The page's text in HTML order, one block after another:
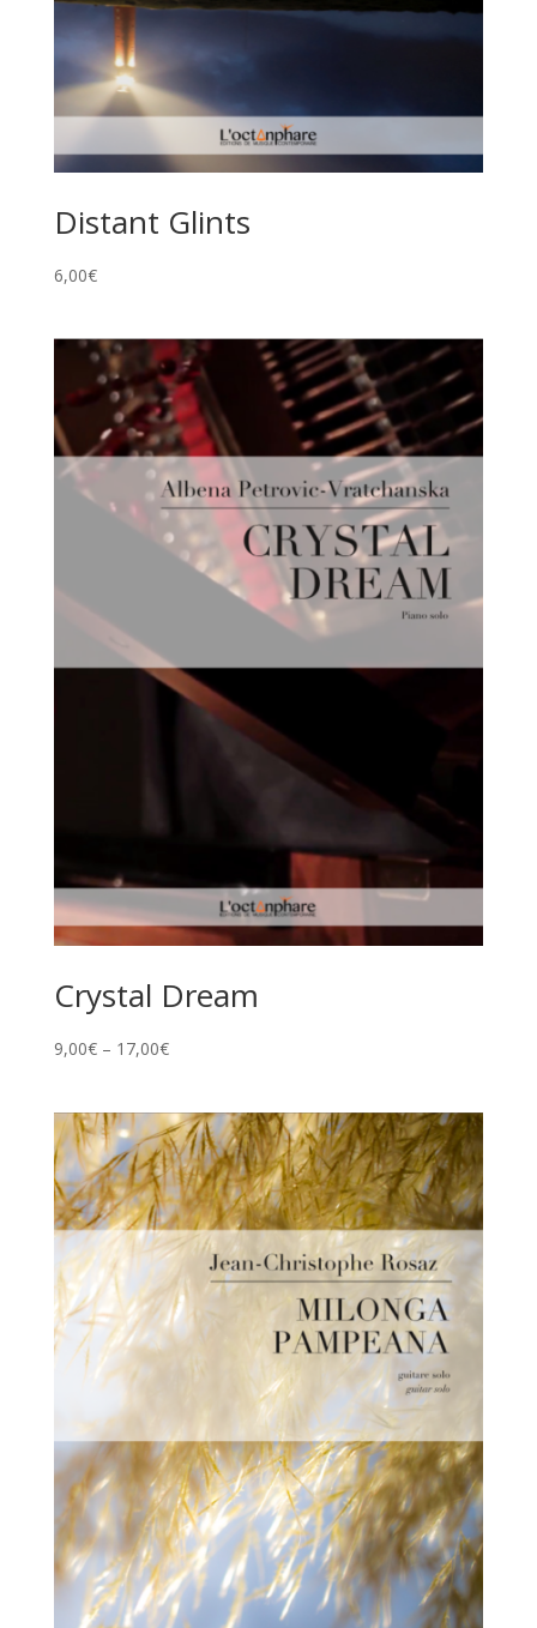
Distant Glints
6,00€
Crystal Dream
9,00€– 17,00€